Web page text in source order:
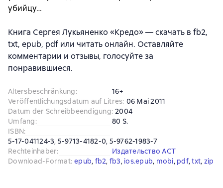
убийцу…
Книга Сергея Лукьяненко «Кредо» — скачать в fb2,
txt, epub, pdf или читать онлайн. Оставляйте
комментарии и отзывы, голосуйте за
понравившиеся.
Altersbeschränkung:
16+
Veröffentlichungsdatum auf Litres: 06 Mai 2011
Datum der Schreibbeendigung: 2004
Umfang:
80 S.
ISBN:
5-17-041124-3, 5-9713-4182-0, 5-9762-1983-7
Rechteinhaber:
Издательство АСТ
Download-Format: epub, fb2, fb3, ios.epub, mobi, pdf, txt, zip